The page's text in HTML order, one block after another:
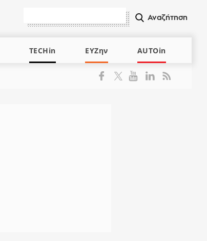
TECHin ΕΥΖην AUTOin